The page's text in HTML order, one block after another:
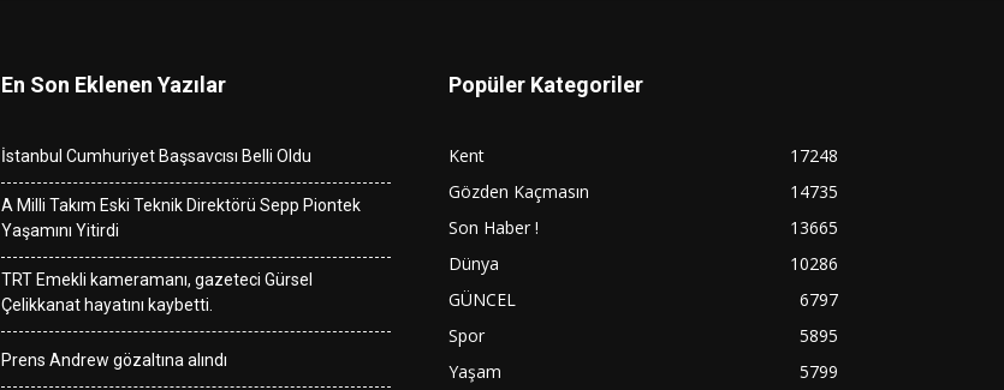
En Son Eklenen Yazılar
İstanbul Cumhuriyet Başsavcısı Belli Oldu
A Milli Takım Eski Teknik Direktörü Sepp Piontek
Yaşamını Yitirdi
TRT Emekli kameramanı, gazeteci Gürsel
Çelikkanat hayatını kaybetti.
Prens Andrew gözaltına alındı
Popüler Kategoriler
Kent
17248
Gözden Kaçmasın
14735
Son Haber !
13665
Dünya
10286
GÜNCEL
6797
Spor
5895
Yaşam
5799